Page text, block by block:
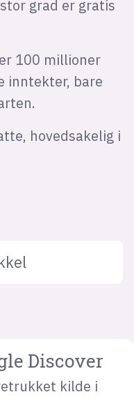
grad er gratis
100 millioner
inntekter, bare
hovedsakelig i
Discover
kilde i